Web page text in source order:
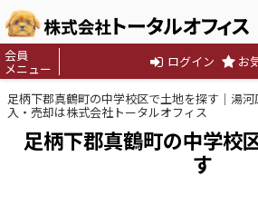
会員
メニュー ログイン お
足柄下郡真鶴町の中学校区で土地を探す｜湯
入・売却は株式会社トータルオフィス
足柄下郡真鶴町の中学校
す